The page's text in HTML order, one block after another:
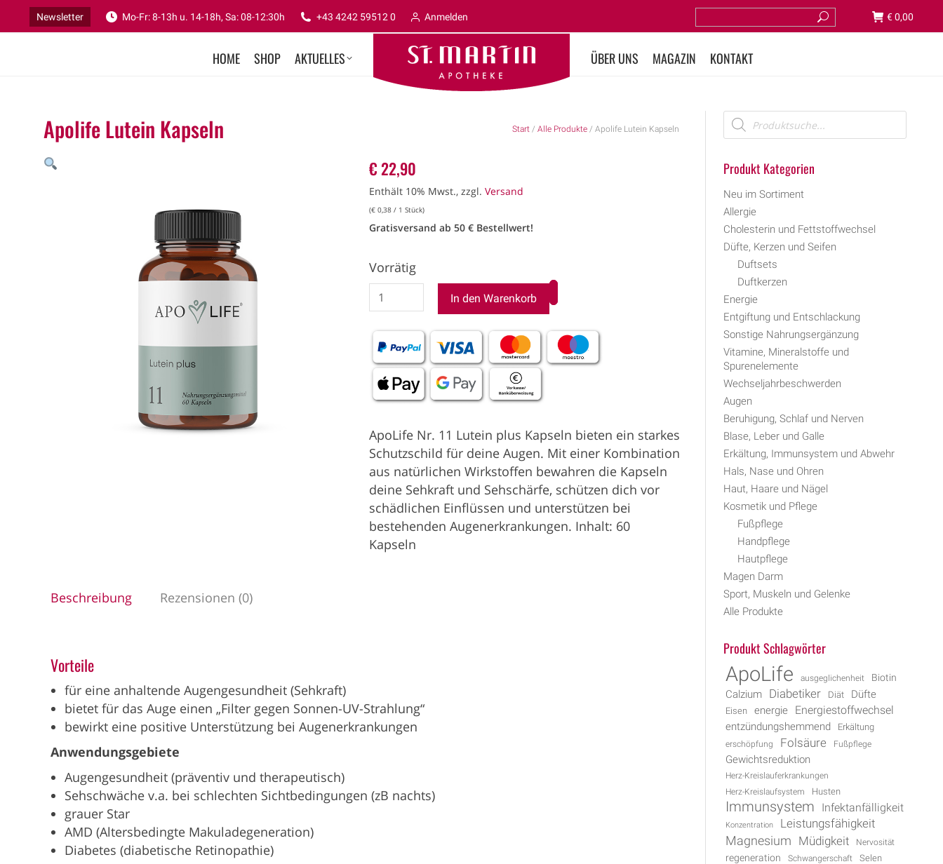
Newsletter Mo-Fr: 8-13h u. 14-18h, Sa: 08-12:30h +43 4242 59512 0 Anmelden €0,00
HOME SHOP AKTUELLES ÜBER UNS MAGAZIN KONTAKT
Apolife Lutein Kapseln Start / Alle Produkte / Apolife Lutein Kapseln
€22,90
Enthält 10% Mwst., zzgl. Versand
(€0,38/ 1 Stück)
Gratisversand ab 50 € Bestellwert!
Vorrätig
In den Warenkorb
ApoLife Nr. 11 Lutein plus Kapseln bieten ein starkes
Schutzschild für deine Augen. Mit einer Kombination
aus natürlichen Wirkstoffen bewahren die Kapseln
deine Sehkraft und Sehschärfe, schützen dich vor
schädlichen Einflüssen und unterstützen bei
bestehenden Augenerkrankungen. Inhalt: 60
Kapseln
Beschreibung Rezensionen (0)
Vorteile
für eine anhaltende Augengesundheit (Sehkraft)
bietet für das Auge einen „Filter gegen Sonnen-UV-Strahlung“
bewirkt eine positive Unterstützung bei Augenerkrankungen
Anwendungsgebiete
Augengesundheit (präventiv und therapeutisch)
Sehschwäche v.a. bei schlechten Sichtbedingungen (zB nachts)
grauer Star
AMD (Altersbedingte Makuladegeneration)
Diabetes (diabetische Retinopathie)
Produkt Kategorien
Neu im Sortiment
Allergie
Cholesterin und Fettstoffwechsel
Düfte, Kerzen und Seifen
Duftsets
Duftkerzen
Energie
Entgiftung und Entschlackung
Sonstige Nahrungsergänzung
Vitamine, Mineralstoffe und
Spurenelemente
Wechseljahrbeschwerden
Augen
Beruhigung, Schlaf und Nerven
Blase, Leber und Galle
Erkältung, Immunsystem und Abwehr
Hals, Nase und Ohren
Haut, Haare und Nägel
Kosmetik und Pflege
Fußpflege
Handpflege
Hautpflege
Magen Darm
Sport, Muskeln und Gelenke
Alle Produkte
Produkt Schlagwörter
ApoLife ausgeglichenheit Biotin
Calzium Diabetiker Diät Düfte
Eisen energie Energiestoffwechsel
entzündungshemmend Erkältung
erschöpfung Folsäure Fußpflege
Gewichtsreduktion
Herz-Kreislauferkrankungen
Herz-Kreislaufsystem
Husten
Immunsystem Infektanfälligkeit
Konzentration Leistungsfähigkeit
Magnesium Müdigkeit Nervosität
regeneration Schwangerschaft Selen